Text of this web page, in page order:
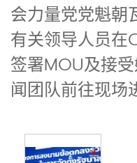
会力量党党魁朝
有关领导人员
签署MOU及接
闻团队前往现场